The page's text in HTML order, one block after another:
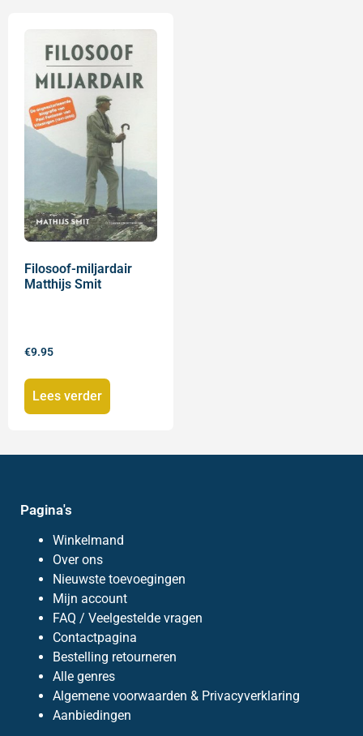
Filosoof-miljardair
Matthijs Smit
€9.95
Lees verder
Pagina's
Winkelmand
Over ons
Nieuwste toevoegingen
Mijn account
FAQ / Veelgestelde vragen
Contactpagina
Bestelling retourneren
Alle genres
Algemene voorwaarden & Privacyverklaring
Aanbiedingen